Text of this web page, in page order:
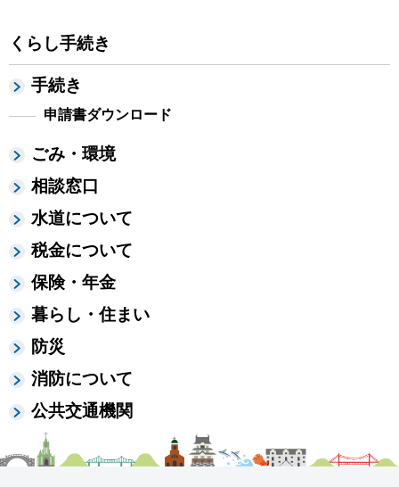
くらし手続き
手続き
申請書ダウンロード
ごみ・環境
相談窓口
水道について
税金について
保険・年金
暮らし・住まい
防災
消防について
公共交通機関